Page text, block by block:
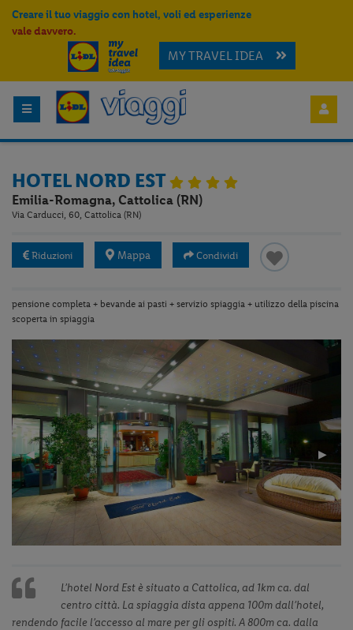
Creare il tuo viaggio con hotel, voli ed esperienze
vale davvero.
MY TRAVEL IDEA
HOTEL NORD EST
Emilia-Romagna, Cattolica (RN)
Via Carducci, 60, Cattolica (RN)
Riduzioni Mappa Condividi
pensione completa + bevande ai pasti + servizio spiaggia + utilizzo della piscina
scoperta in spiaggia
Previous
Slide
◀︎
Next
Slide
▶︎
L’hotel Nord Est è situato a Cattolica, ad 1km ca. dal
centro città. La spiaggia dista appena 100m dall’hotel,
rendendo facile l’accesso al mare per gli ospiti. A 800m ca. dalla